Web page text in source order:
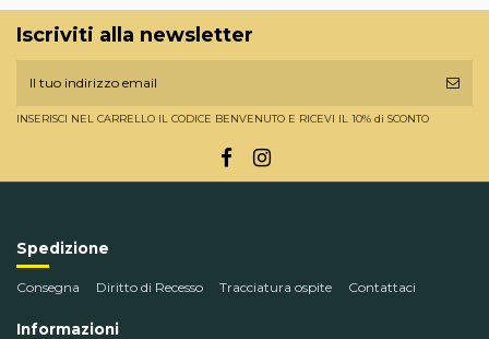
Iscriviti alla newsletter
INSERISCI NEL CARRELLO IL CODICE BENVENUTO E RICEVI IL 10% di SCONTO
Spedizione
Consegna Diritto di Recesso Tracciatura ospite Contattaci
Informazioni